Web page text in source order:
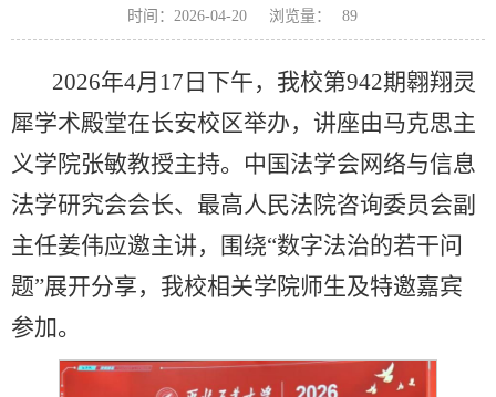
时间：2026-04-20 浏览量： 89
2026年4月17日下午，我校第942期翱翔灵
犀学术殿堂在长安校区举办，讲座由马克思主
义学院张敏教授主持。中国法学会网络与信息
法学研究会会长、最高人民法院咨询委员会副
主任姜伟应邀主讲，围绕“数字法治的若干问
题”展开分享，我校相关学院师生及特邀嘉宾
参加。